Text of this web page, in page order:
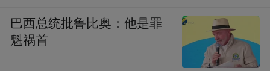
巴西总统批鲁比奥：他是罪
魁祸首